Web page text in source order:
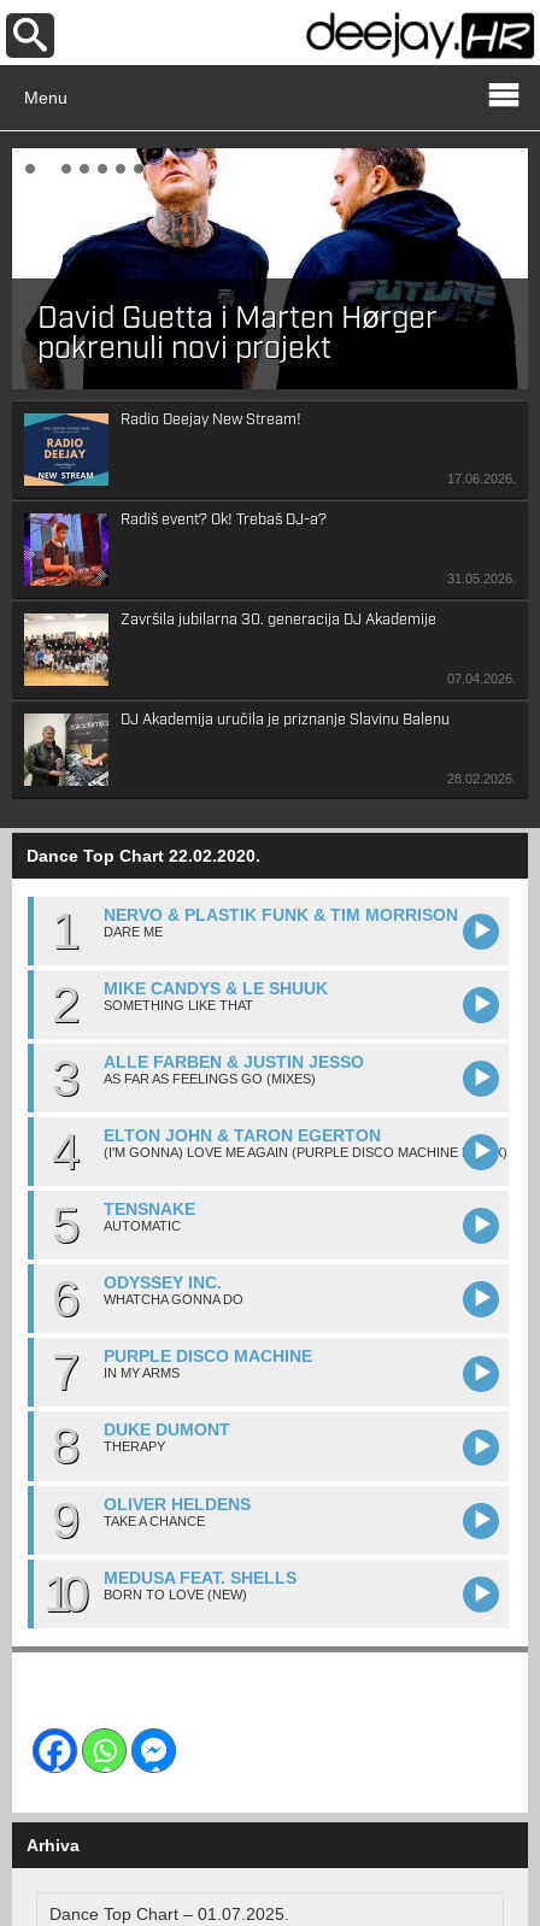
Menu
David Guetta i Marten Hørger
pokrenuli novi projekt
Radio Deejay New Stream!
17.06.2026.
Radiš event? Ok! Trebaš DJ-a?
31.05.2026.
Završila jubilarna 30. generacija DJ Akademije
07.04.2026.
DJ Akademija uručila je priznanje Slavinu Balenu
28.02.2026.
Dance Top Chart 22.02.2020.
1 NERVO & PLASTIK FUNK & TIM MORRISON
DARE ME
2 MIKE CANDYS & LE SHUUK
SOMETHING LIKE THAT
3 ALLE FARBEN & JUSTIN JESSO
AS FAR AS FEELINGS GO (MIXES)
4 ELTON JOHN & TARON EGERTON
(I'M GONNA) LOVE ME AGAIN (PURPLE DISCO MACHINE REMIX)
5 TENSNAKE
AUTOMATIC
6 ODYSSEY INC.
WHATCHA GONNA DO
7 PURPLE DISCO MACHINE
IN MY ARMS
8 DUKE DUMONT
THERAPY
9 OLIVER HELDENS
TAKE A CHANCE
10 MEDUSA FEAT. SHELLS
BORN TO LOVE (NEW)
Arhiva
Dance Top Chart – 01.07.2025.